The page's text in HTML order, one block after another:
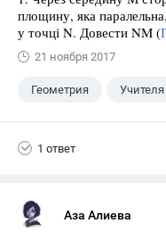
площину, яка
у точці N. Довести NM (
21 ноября 2017
Геометрия Учителя
1 ответ
Аза Алиева